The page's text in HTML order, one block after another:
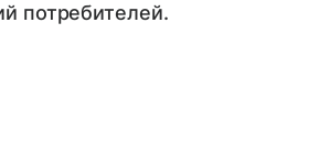
потребителей.